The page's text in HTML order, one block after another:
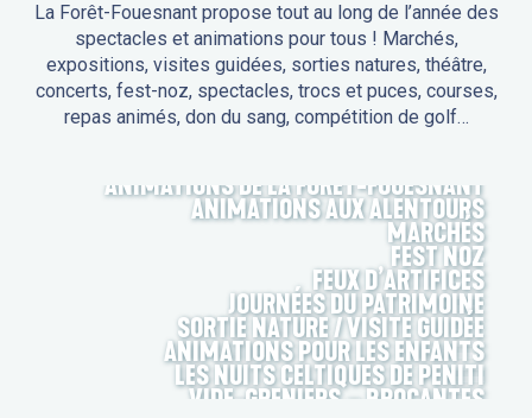
La Forêt-Fouesnant propose tout au long de l’année des
spectacles et animations pour tous ! Marchés,
expositions, visites guidées, sorties natures, théâtre,
concerts, fest-noz, spectacles, trocs et puces, courses,
repas animés, don du sang, compétition de golf…
ANIMATIONS DE LA FORÊT-FOUESNANT
ANIMATIONS AUX ALENTOURS
MARCHÉS
FEST NOZ
FEUX D’ARTIFICES
JOURNÉES DU PATRIMOINE
SORTIE NATURE / VISITE GUIDÉE
ANIMATIONS POUR LES ENFANTS
LES NUITS CELTIQUES DE PENITI
VIDE-GRENIERS – BROCANTES